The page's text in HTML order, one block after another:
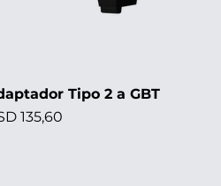
Tipo 2 a GBT
135,60